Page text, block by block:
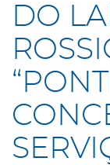
DO